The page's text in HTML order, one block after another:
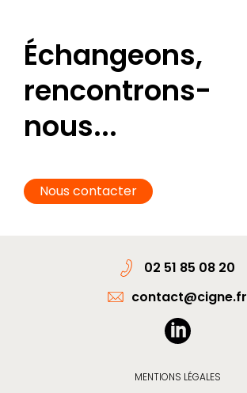
Échangeons,
rencontrons-
nous...
Nous contacter
02 51 85 08 20
contact@cigne.fr
MENTIONS LÉGALES